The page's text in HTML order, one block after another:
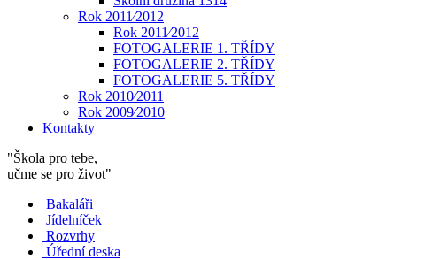
Rok 2011⁄2012
Rok 2011⁄2012
FOTOGALERIE 1. TŘÍDY
FOTOGALERIE 2. TŘÍDY
FOTOGALERIE 5. TŘÍDY
Rok 2010⁄2011
Rok 2009⁄2010
Kontakty
"Škola pro tebe,
učme se pro život"
Bakaláři
Jídelníček
Rozvrhy
Úřední deska